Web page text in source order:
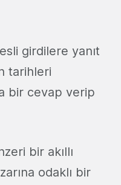
girdilere yanıt
tarihleri
bir cevap verip
bir akıllı
odaklı bir